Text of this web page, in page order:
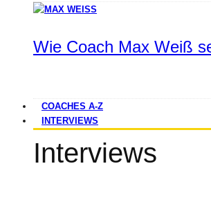
Wie Coach Max Weiß
COACHES A-Z
INTERVIEWS
Interviews